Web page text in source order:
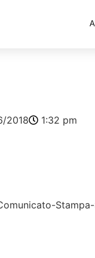
2018 1:32 pm
Stampa-